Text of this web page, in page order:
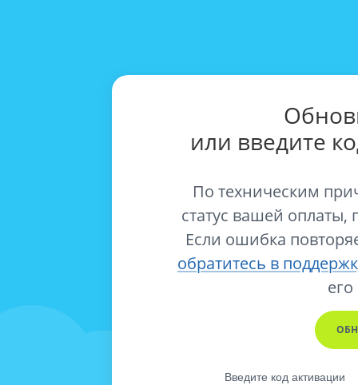
или введите
По техническим
статус вашей оплаты,
Если ошибка
обратитесь в
его
Введите код активации